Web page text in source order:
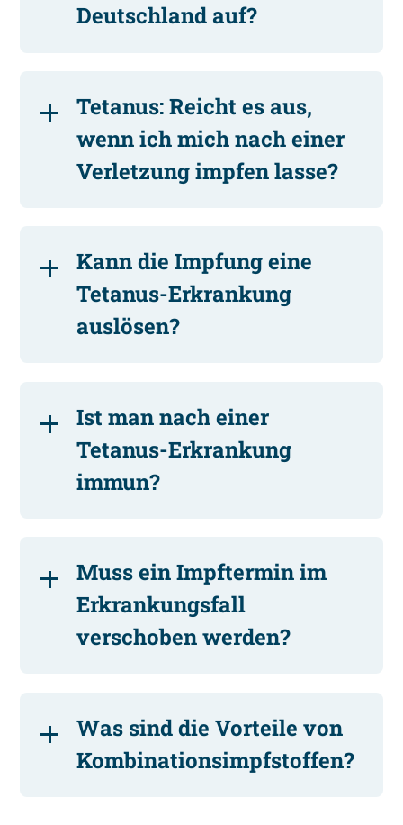
Deutschland auf?
Tetanus: Reicht es aus,
wenn ich mich nach einer
Verletzung impfen lasse?
Kann die Impfung eine
Tetanus-Erkrankung
auslösen?
Ist man nach einer
Tetanus-Erkrankung
immun?
Muss ein Impftermin im
Erkrankungsfall
verschoben werden?
Was sind die Vorteile von
Kombinationsimpfstoffen?